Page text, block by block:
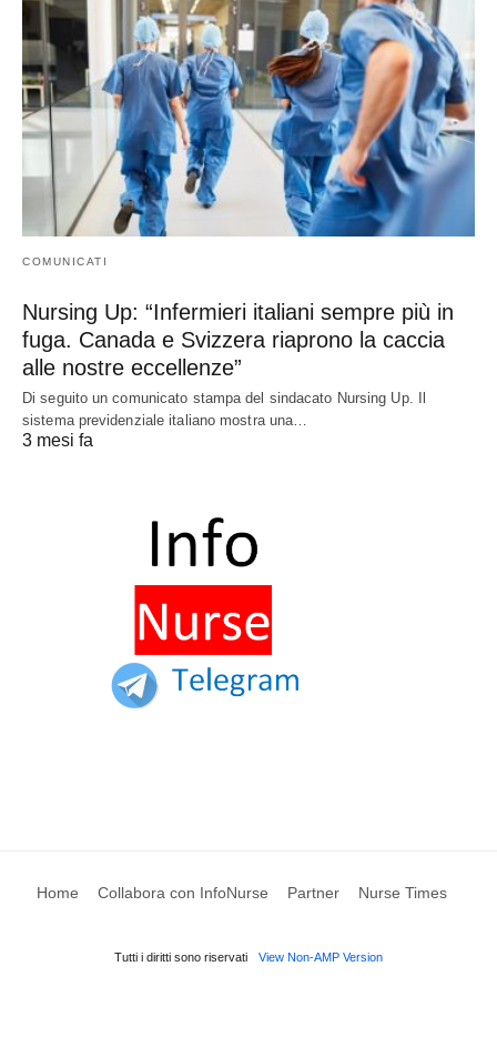
COMUNICATI
Nursing Up: “Infermieri italiani sempre più in
fuga. Canada e Svizzera riaprono la caccia
alle nostre eccellenze”
Di seguito un comunicato stampa del sindacato Nursing Up. Il
sistema previdenziale italiano mostra una…
3 mesi fa
Home Collabora con InfoNurse Partner Nurse Times
Tutti i diritti sono riservati View Non-AMP Version